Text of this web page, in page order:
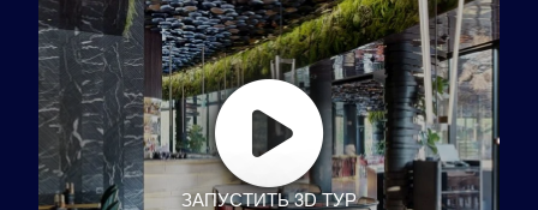
ЗАПУСТИТЬ 3D ТУР